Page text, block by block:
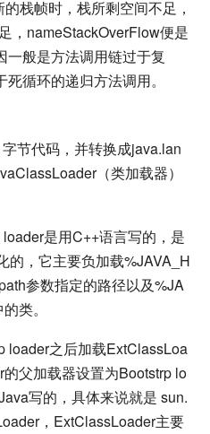
栈帧时，栈所剩空间不足，
，nameStackOverFlow便是
般是方法调用链过于复
循环的递归方法调用。
节代码，并转换成java.lan
（类加载器）
是用C++语言写的，是
的，它主要负加载%JAVA_H
参数指定的路径以及%JA
类。
loader之后加载ExtClassLoa
父加载器设置为Bootstrp lo
写的，具体来说就是 sun.
，ExtClassLoader主要